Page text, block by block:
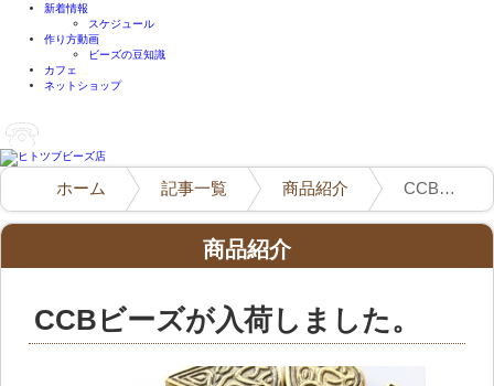
新着情報
スケジュール
作り方動画
ビーズの豆知識
カフェ
ネットショップ
ホーム 記事一覧 商品紹介 CCBビーズが入荷しました。
商品紹介
CCBビーズが入荷しました。